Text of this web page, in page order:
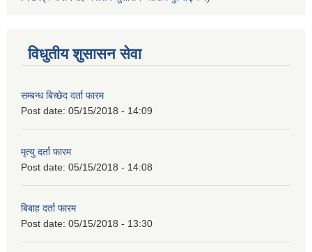
विधुतीय शुसासन सेवा
सम्बन्ध बिच्छेद दर्ता फारम
Post date: 05/15/2018 - 14:09
मृत्यु दर्ता फारम
Post date: 05/15/2018 - 14:08
बिबाह दर्ता फारम
Post date: 05/15/2018 - 13:30